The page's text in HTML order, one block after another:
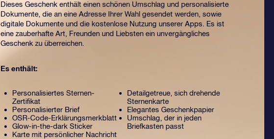
Dieses Geschenk enthält einen schönen Umschlag und personalisierte
Dokumente, die an eine Adresse Ihrer Wahl gesendet werden, sowie
digitale Dokumente und die kostenlose Nutzung unserer Apps. Es ist
eine zauberhafte Art, Freunden und Liebsten ein unvergängliches
Geschenk zu überreichen.
Es enthält:
Personalisiertes Sternen-
Zertifikat
Personalisierter Brief
OSR-Code-Erklärungsmerkblatt
Glow-in-the-dark Sticker
Karte mit persönlicher Nachricht
Detailgetreue, sich drehende
Sternenkarte
Elegantes Geschenkpapier
Umschlag, der in jeden
Briefkasten passt